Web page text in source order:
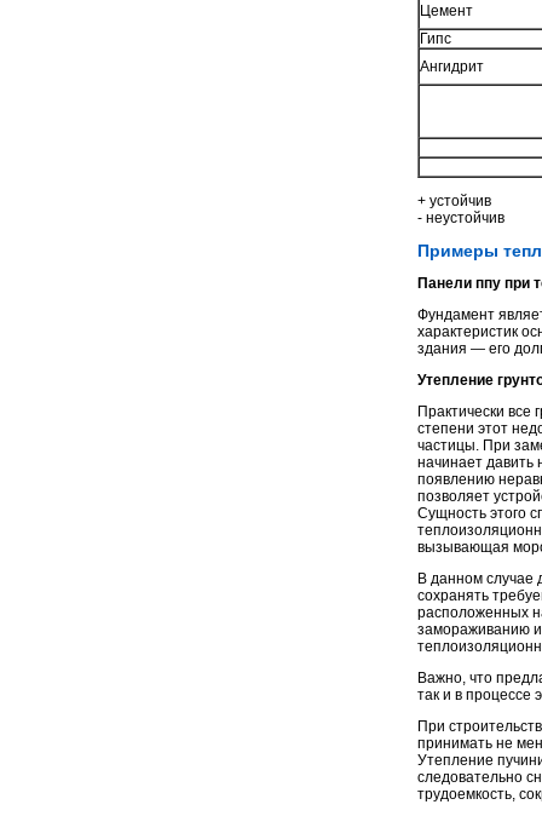
Цемент
Гипс
Ангидрит
+ устойчив
- неустойчив
Примеры
Панели ппу при
Фундамент
характеристик
здания — его
Утепление
Практически все
степени этот
частицы. При
начинает давить
появлению
позволяет
Сущность этого
вызывающая
В данном случае
сохранять
расположенных
замораживанию
Важно, что
так и в процессе
При
принимать не
Утепление
следовательно
трудоемкость,